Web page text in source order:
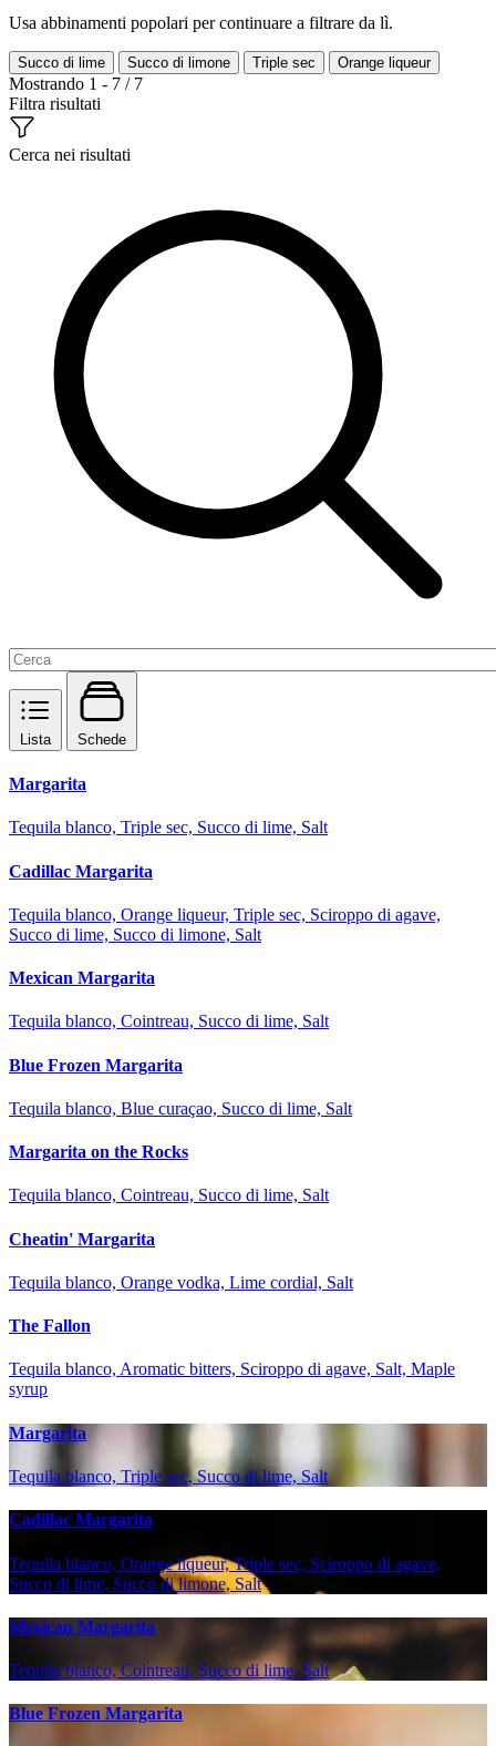
Usa abbinamenti popolari per continuare a filtrare da lì.
Succo di lime Succo di limone Triple sec Orange liqueur
Mostrando 1 - 7 / 7
Filtra risultati
Cerca nei risultati
Lista Schede
Margarita
Tequila blanco, Triple sec, Succo di lime, Salt
Cadillac Margarita
Tequila blanco, Orange liqueur, Triple sec, Sciroppo di agave,
Succo di lime, Succo di limone, Salt
Mexican Margarita
Tequila blanco, Cointreau, Succo di lime, Salt
Blue Frozen Margarita
Tequila blanco, Blue curaçao, Succo di lime, Salt
Margarita on the Rocks
Tequila blanco, Cointreau, Succo di lime, Salt
Cheatin' Margarita
Tequila blanco, Orange vodka, Lime cordial, Salt
The Fallon
Tequila blanco, Aromatic bitters, Sciroppo di agave, Salt, Maple
syrup
Margarita
Tequila blanco, Triple sec, Succo di lime, Salt
Cadillac Margarita
Tequila blanco, Orange liqueur, Triple sec, Sciroppo di agave,
Succo di lime, Succo di limone, Salt
Mexican Margarita
Tequila blanco, Cointreau, Succo di lime, Salt
Blue Frozen Margarita